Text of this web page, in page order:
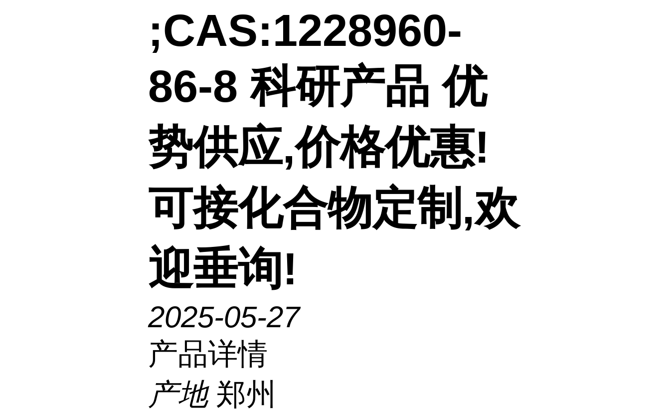
;CAS:1228960-
86-8 科研产品 优
势供应,价格优惠!
可接化合物定制,欢
迎垂询!
2025-05-27
产品详情
产地 郑州